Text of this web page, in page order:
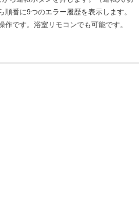
順番に9つのエラー履歴を表示します。
です。浴室リモコンでも可能です。